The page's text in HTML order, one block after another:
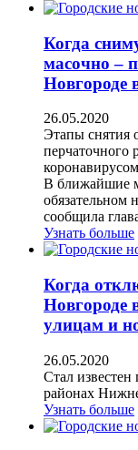
Когда
масочно –
Новгороде
26.05.2020
Этапы снятия
перчаточного
В ближайшие
обязательном
сообщила
Узнать больше
Когда
Новгороде
улицам и
26.05.2020
Стал
районах
Узнать больше